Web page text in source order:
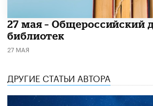
​27 мая – Общероссийский
библиотек
27 МАЯ
ДРУГИЕ СТАТЬИ АВТОРА